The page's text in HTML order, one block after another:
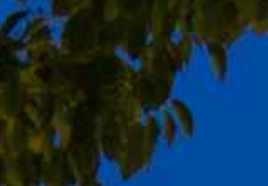
樫野倶楽部について
お問合せ・ご予約
新着情報